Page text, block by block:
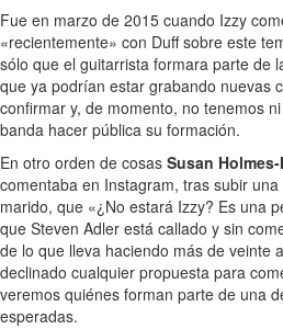
Fue en marzo de 2015 cuando Izzy
«recientemente» con Duff sobre este
sólo que el guitarrista formara parte de
que ya podrían estar grabando nuevas
confirmar y, de momento, no tenemos
banda hacer pública su formación.
En otro orden de cosas Susan
comentaba en Instagram, tras subir
marido, que «¿No estará Izzy? Es una
que Steven Adler está callado y sin
de lo que lleva haciendo más de veinte
declinado cualquier propuesta para
veremos quiénes forman parte de una
esperadas.